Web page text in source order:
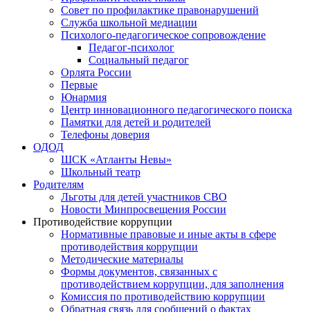
Совет по профилактике правонарушений
Служба школьной медиации
Психолого-педагогическое сопровождение
Педагог-психолог
Социальный педагог
Орлята России
Первые
Юнармия
Центр инновационного педагогического поиска
Памятки для детей и родителей
Телефоны доверия
ОДОД
ШСК «Атланты Невы»
Школьный театр
Родителям
Льготы для детей участников СВО
Новости Минпросвещения России
Противодействие коррупции
Нормативные правовые и иные акты в сфере
противодействия коррупции
Методические материалы
Формы документов, связанных с
противодействием коррупции, для заполнения
Комиссия по противодействию коррупции
Обратная связь для сообщений о фактах